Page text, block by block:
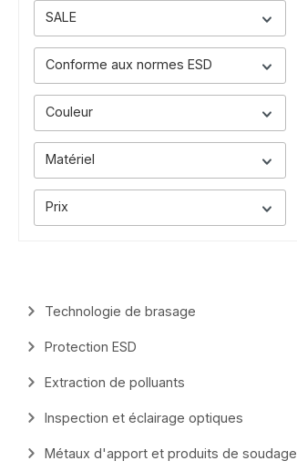
SALE
Conforme aux normes ESD
Couleur
Matériel
Prix
Technologie de brasage
Protection ESD
Extraction de polluants
Inspection et éclairage optiques
Métaux d'apport et produits de soudage